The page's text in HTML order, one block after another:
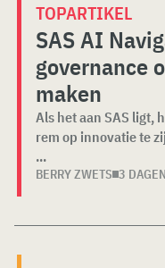
TOPARTIKEL
SAS AI
governance
maken
Als het aan SAS ligt,
rem op innovatie te
...
BERRY ZWETS 3